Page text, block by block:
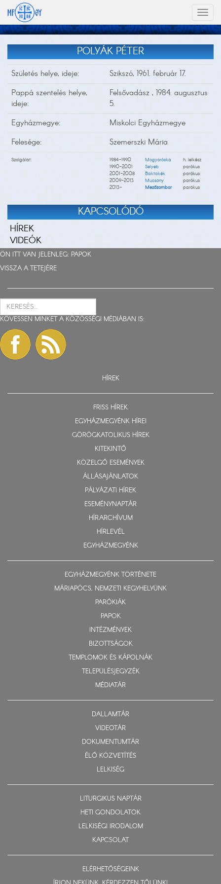
POLYÁK PÉTER
Születés helye, ideje:
Szikszó, 1961. február 17.
Pappá szentelés helye,
ideje:
Felsővadász , 1984. augusztus
5.
Egyházmegye:
Miskolci Egyházmegye
Felesége:
Szemerszki Mária
Szolgálat: 1984-1990 Mogyoróska
h. lelkész
1990-2001
Selyeb
parókus
2001-2008
Baktakék
parókus
2009-2013
Mucsony
parókus
2013-
Mezőzombor parókus
KAPCSOLÓDÓ
HÍREK
VIDEÓK
ÖN ITT VAN JELENLEG: PAPOK
VISSZA A TETEJÉRE
KÖVESSEN MINKET A KÖZÖSSÉGI MÉDIÁBAN IS:
HÍREK
FRISS HÍREK
EGYHÁZMEGYÉNK HÍREI
GÖRÖGKATOLIKUS HÍREK
KITEKINTŐ
KÖZELGŐ ESEMÉNYEK
ÁLLÁSAJÁNLATOK
PÁLYÁZATI HÍREK
ESEMÉNYNAPTÁR
HÍRARCHÍVUM
HÍRLEVÉL
EGYHÁZMEGYÉNK
EGYHÁZMEGYÉNK TÖRTÉNETE
MÁRIAPÓCS, NEMZETI KEGYHELYÜNK
PARÓKIÁK
PAPOK
INTÉZMÉNYEK
BIZOTTSÁGOK
TEMPLOMOK ÉS KÁPOLNÁK
TELEPÜLÉSJEGYZÉK
MÉDIATÁR
DALLAMTÁR
VIDEOTÁR
DOKUMENTUMTÁR
ÉLŐ KÖZVETÍTÉS
LELKISÉG
LITURGIKUS NAPTÁR
HETI GONDOLATOK
LELKISÉGI IRODALOM
KAPCSOLAT
ELÉRHETŐSÉGEINK